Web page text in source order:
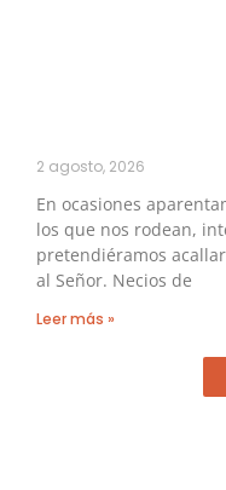
2 agosto, 2026
En ocasiones
los que nos rodean,
pretendiéramos
al Señor. Necios de
Leer más »